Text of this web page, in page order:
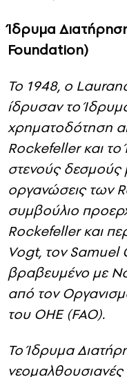
διεθνές πλαίσιο.
Foundation)
Το 1948, ο
ίδρυσαν το
χρηματοδότηση
Rockefeller και το
στενούς δεσμούς
οργανώσεις των
συμβούλιο
Rockefeller και
Vogt, τον Samuel
βραβευμένο με
του ΟΗΕ (FAO).